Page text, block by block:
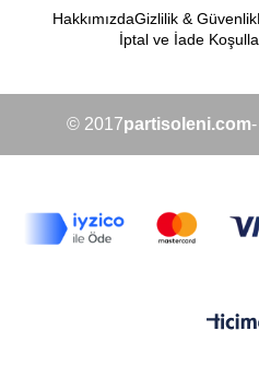
HakkımızdaGizlilik & Güvenlik
İptal ve İade
© 2017partisoleni.com